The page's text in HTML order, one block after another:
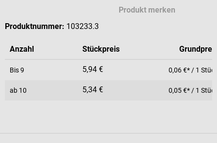
Produkt merken
Produktnummer: 103233.3
Anzahl Stückpreis
Bis9 5,94 € 0,06 €* / 1
ab 10 5,34 € 0,05 €* / 1